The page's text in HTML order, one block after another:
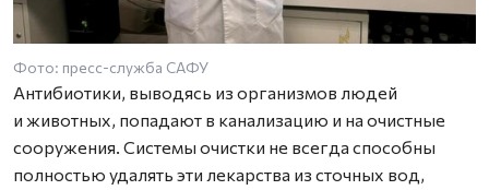
Фото: пресс-служба САФУ
Антибиотики, выводясь из организмов людей
и животных, попадают в канализацию и на очистные
сооружения. Системы очистки не всегда способны
полностью удалять эти лекарства из сточных вод,